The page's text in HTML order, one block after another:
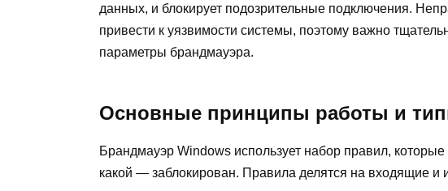
данных, и блокирует подозрительные подключения.
привести к уязвимости системы, поэтому важно
параметры брандмауэра.
Основные принципы работы и
Брандмауэр Windows использует набор правил,
какой — заблокирован. Правила делятся на входящие и